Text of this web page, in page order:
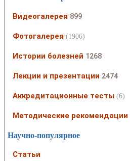
Видеогалерея 899
Фотогалерея (1906)
Истории болезней 1268
Лекции и презентации 2474
Аккредитационные тесты (6)
Методические рекомендации
Научно-популярное
Статьи